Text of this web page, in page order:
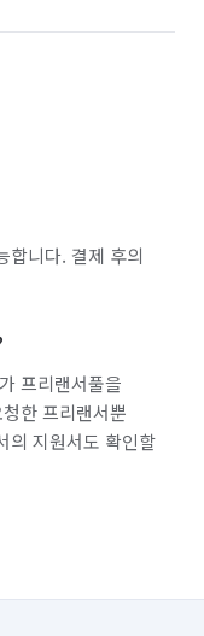
합니다. 결제 후의
프리랜서풀을
한 프리랜서뿐
의 지원서도 확인할